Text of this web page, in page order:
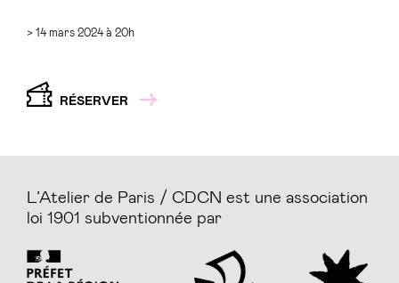
> 14 mars 2024 à 20h
RÉSERVER
L’Atelier de Paris / CDCN est une association
loi 1901 subventionnée par